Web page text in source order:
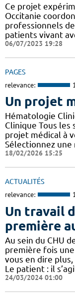
Ce projet
Occitanie
professionnels
patients vivant
06/07/2023 19:28
PAGES
relevance:
Un projet
Hématologie
Clinique Tous les
projet médical à
Sélectionnez
18/02/2026 15:25
ACTUALITÉS
relevance:
Un travail
première
Au sein du CHU
première fois
vous en dire
Le patient : il
24/03/2024 01:00